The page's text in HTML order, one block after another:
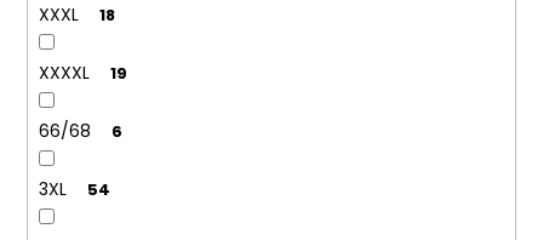
XXXL 18
XXXXL 19
66/68 6
3XL 54